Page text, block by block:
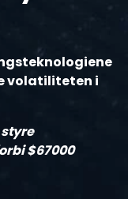
volatiliteten i
$67000